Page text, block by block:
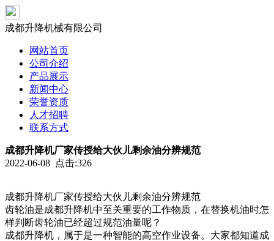
成都升降机械有限公司
网站首页
公司介绍
产品展示
新闻中心
荣誉资质
人才招聘
联系方式
成都升降机厂家传授给大伙儿剩余油分辨规范
2022-06-08 点击:326
成都升降机厂家传授给大伙儿剩余油分辨规范
齿轮油是成都升降机中至关重要的工作物质，在替换机油时怎
样判断齿轮油已经超过规范油量呢？
成都升降机，属于是一种智能的高空作业设备。大家都知道成